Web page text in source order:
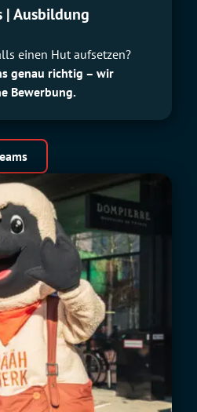
| Ausbildung
einen Hut aufsetzen?
genau richtig – wir
Bewerbung.